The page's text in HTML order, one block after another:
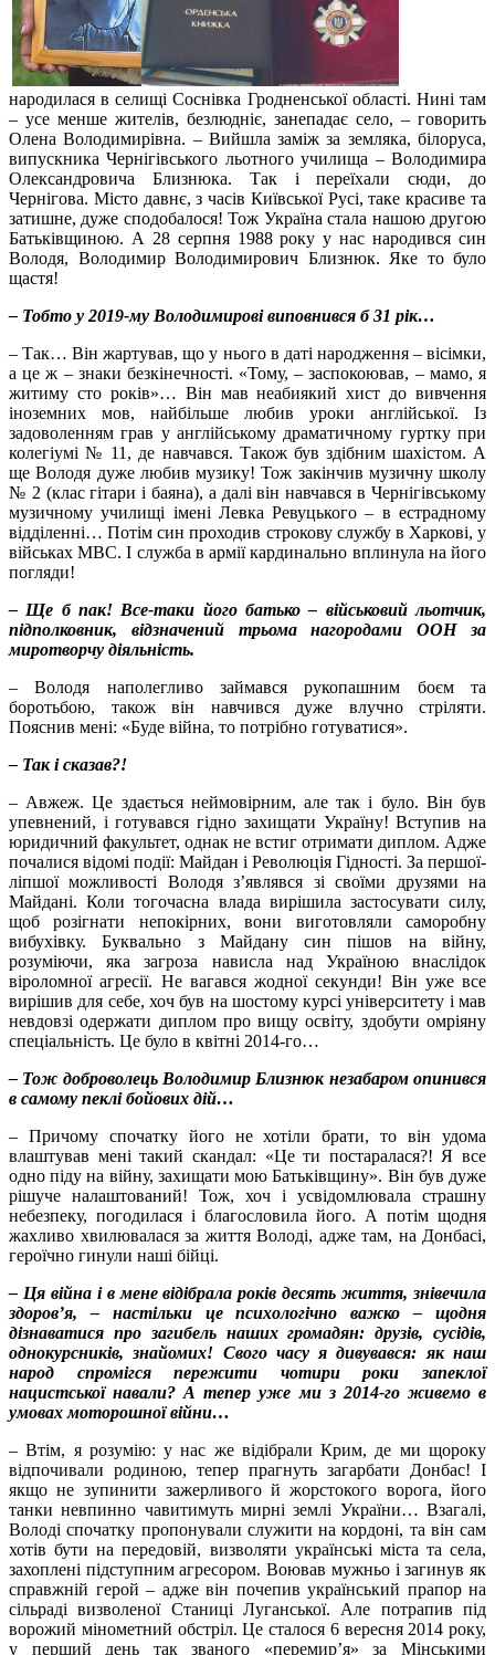
народилася в селищі Соснівка Гродненської області. Нині там
– усе менше жителів, безлюдніє, занепадає село, – говорить
Олена Володимирівна. – Вийшла заміж за земляка, білоруса,
випускника Чернігівського льотного училища – Володимира
Олександровича Близнюка. Так і переїхали сюди, до
Чернігова. Місто давнє, з часів Київської Русі, таке красиве та
затишне, дуже сподобалося! Тож Україна стала нашою другою
Батьківщиною. А 28 серпня 1988 року у нас народився син
Володя, Володимир Володимирович Близнюк. Яке то було
щастя!
– Тобто у 2019-му Володимирові виповнився б 31 рік…
– Так… Він жартував, що у нього в даті народження – вісімки,
а це ж – знаки безкінечності. «Тому, – заспокоював, – мамо, я
житиму сто років»… Він мав неабиякий хист до вивчення
іноземних мов, найбільше любив уроки англійської. Із
задоволенням грав у англійському драматичному гуртку при
колегіумі № 11, де навчався. Також був здібним шахістом. А
ще Володя дуже любив музику! Тож закінчив музичну школу
№ 2 (клас гітари і баяна), а далі він навчався в Чернігівському
музичному училищі імені Левка Ревуцького – в естрадному
відділенні… Потім син проходив строкову службу в Харкові, у
військах МВС. І служба в армії кардинально вплинула на його
погляди!
– Ще б пак! Все-таки його батько – військовий льотчик,
підполковник, відзначений трьома нагородами ООН за
миротворчу діяльність.
– Володя наполегливо займався рукопашним боєм та
боротьбою, також він навчився дуже влучно стріляти.
Пояснив мені: «Буде війна, то потрібно готуватися».
– Так і сказав?!
– Авжеж. Це здається неймовірним, але так і було. Він був
упевнений, і готувався гідно захищати Україну! Вступив на
юридичний факультет, однак не встиг отримати диплом. Адже
почалися відомі події: Майдан і Революція Гідності. За першої-
ліпшої можливості Володя з’являвся зі своїми друзями на
Майдані. Коли тогочасна влада вирішила застосувати силу,
щоб розігнати непокірних, вони виготовляли саморобну
вибухівку. Буквально з Майдану син пішов на війну,
розуміючи, яка загроза нависла над Україною внаслідок
віроломної агресії. Не вагався жодної секунди! Він уже все
вирішив для себе, хоч був на шостому курсі університету і мав
невдовзі одержати диплом про вищу освіту, здобути омріяну
спеціальність. Це було в квітні 2014-го…
– Тож доброволець Володимир Близнюк незабаром опинився
в самому пеклі бойових дій…
– Причому спочатку його не хотіли брати, то він удома
влаштував мені такий скандал: «Це ти постаралася?! Я все
одно піду на війну, захищати мою Батьківщину». Він був дуже
рішуче налаштований! Тож, хоч і усвідомлювала страшну
небезпеку, погодилася і благословила його. А потім щодня
жахливо хвилювалася за життя Володі, адже там, на Донбасі,
героїчно гинули наші бійці.
– Ця війна і в мене відібрала років десять життя, знівечила
здоров’я, – настільки це психологічно важко – щодня
дізнаватися про загибель наших громадян: друзів, сусідів,
однокурсників, знайомих! Свого часу я дивувався: як наш
народ спромігся пережити чотири роки запеклої
нацистської навали? А тепер уже ми з 2014-го живемо в
умовах моторошної війни…
– Втім, я розумію: у нас же відібрали Крим, де ми щороку
відпочивали родиною, тепер прагнуть загарбати Донбас! І
якщо не зупинити зажерливого й жорстокого ворога, його
танки невпинно чавитимуть мирні землі України… Взагалі,
Володі спочатку пропонували служити на кордоні, та він сам
хотів бути на передовій, визволяти українські міста та села,
захоплені підступним агресором. Воював мужньо і загинув як
справжній герой – адже він почепив український прапор на
сільраді визволеної Станиці Луганської. Але потрапив під
ворожий мінометний обстріл. Це сталося 6 вересня 2014 року,
у перший день так званого «перемир’я» за Мінськими